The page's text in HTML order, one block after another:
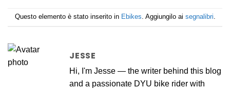
Questo elemento è stato inserito in Ebikes . Aggiungilo ai segnalibri
JESSE
Hi, I'm Jesse — the writer behind this blog
and a passionate DYU bike rider with